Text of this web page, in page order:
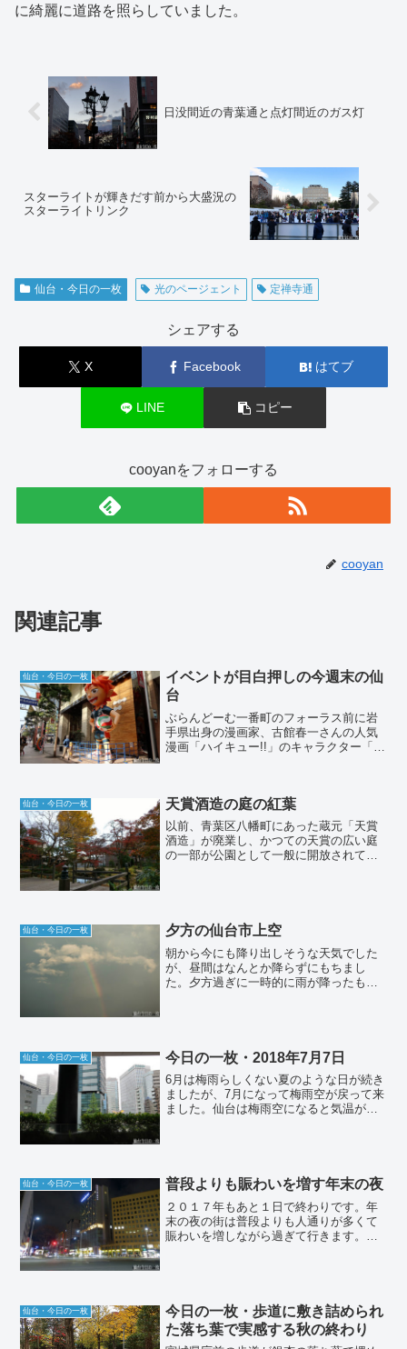
に綺麗に道路を照らしていました。
日没間近の青葉通と点灯間近のガス灯
スターライトが輝きだす前から大盛況の
スターライトリンク
仙台・今日の一枚 光のページェント 定禅寺通
シェアする
X Facebook はてブ
LINE コピー
cooyanをフォローする
cooyan
関連記事
仙台・今日の一枚
イベントが目白押しの今週末の仙
台
ぶらんどーむ一番町のフォーラス前に岩
手県出身の漫画家、古館春一さんの人気
漫画「ハイキュー!!」のキャラクター「日
今週末は、羽生結弦選...
仙台・今日の一枚 天賞酒造の庭の紅葉
以前、青葉区八幡町にあった蔵元「天賞
酒造」が廃業し、かつての天賞の広い庭
の一部が公園として一般に開放されてい
仙台・今日の一枚 夕方の仙台市上空
朝から今にも降り出しそうな天気でした
が、昼間はなんとか降らずにもちまし
た。夕方過ぎに一時的に雨が降ったもの
仙台・今日の一枚 今日の一枚・2018年7月7日
6月は梅雨らしくない夏のような日が続き
ましたが、7月になって梅雨空が戻って来
ました。仙台は梅雨空になると気温がグ
仙台・今日の一枚 普段よりも賑わいを増す年末の夜
２０１７年もあと１日で終わりです。年
末の夜の街は普段よりも人通りが多くて
賑わいを増しながら過ぎて行きます。来
仙台・今日の一枚
今日の一枚・歩道に敷き詰められ
た落ち葉で実感する秋の終わり